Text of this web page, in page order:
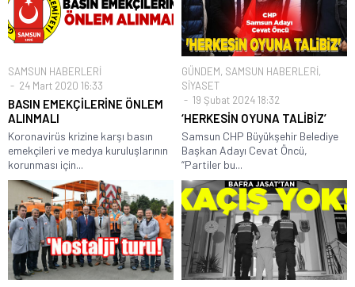
SAMSUN HABERLERİ
24 Mart 2020 16:33
BASIN EMEKÇİLERİNE ÖNLEM
ALINMALI
Koronavirüs krizine karşı basın
emekçileri ve medya kuruluşlarının
korunması için...
GÜNDEM, SAMSUN HABERLERİ,
SİYASET
19 Şubat 2024 18:32
‘HERKESİN OYUNA TALİBİZ’
Samsun CHP Büyükşehir Belediye
Başkan Adayı Cevat Öncü,
“Partiler bu...